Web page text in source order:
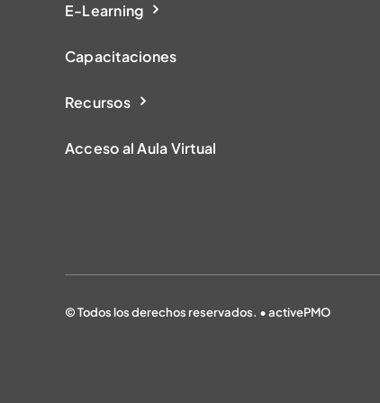
E-Learning
Capacitaciones
Recursos
Acceso al Aula Virtual
© Todos los derechos reservados. • activePMO